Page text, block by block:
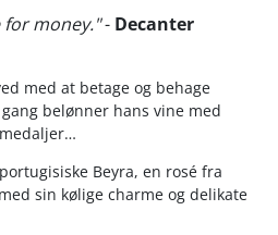
for money."- Decanter
med at betage og behage
belønner hans vine med
Beyra, en rosé fra
sin kølige charme og delikate